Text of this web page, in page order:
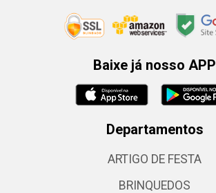
Baixe já nosso APP
Departamentos
ARTIGO DE FESTA
BRINQUEDOS